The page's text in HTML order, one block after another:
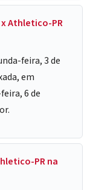
Athletico-PR
feira, 3 de
em
6 de
PR na